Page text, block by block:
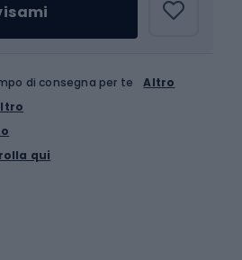
di consegna per te
Altro
qui